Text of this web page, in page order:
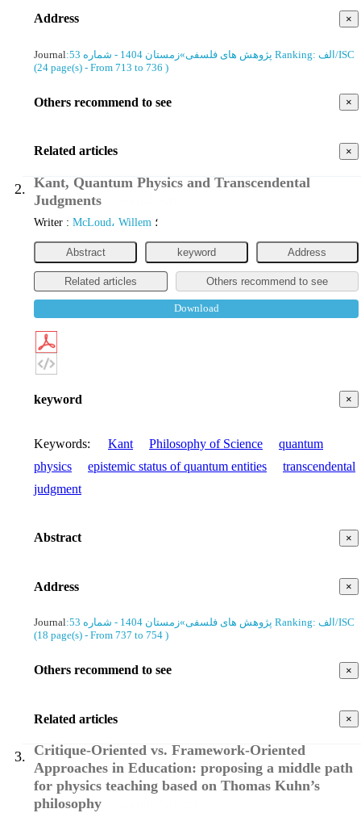
×
Address
Journal: پژوهش های فلسفی»زمستان 1404 - شماره 53
Ranking: الف/ISC
(‎24 page(s) - From 713 to 736 )
×
Others recommend to see
×
Related articles
2. Kant, Quantum Physics and Transcendental
Judgments
Writer : McLoud، Willem ؛
Abstract keyword Address
Related articles Others recommend to see
Download
×
keyword
Keywords: Kant Philosophy of Science
quantum
physics
epistemic status of quantum entities
transcendental
judgment
×
Abstract
×
Address
Journal: پژوهش های فلسفی»زمستان 1404 - شماره 53
Ranking: الف/ISC
(‎18 page(s) - From 737 to 754 )
×
Others recommend to see
×
Related articles
3. Critique-Oriented vs. Framework-Oriented
Approaches in Education: proposing a middle path
for physics teaching based on Thomas Kuhn’s
philosophy